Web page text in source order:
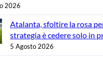
2026
Atalanta, sfoltire la rosa
strategia è cedere solo in
5 Agosto 2026